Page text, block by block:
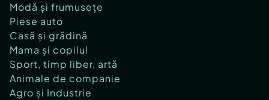
Modă și frumusețe
Piese auto
Casă și grădină
Mama și copilul
Sport, timp liber, artă
Animale de companie
Agro și Industrie